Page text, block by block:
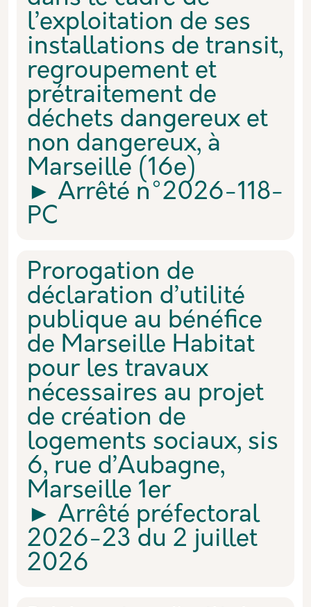
l’exploitation de ses
installations de transit,
regroupement et
prétraitement de
déchets dangereux et
non dangereux, à
Marseille (16e)
► Arrêté n°2026-118-
PC
Prorogation de
déclaration d’utilité
publique au bénéfice
de Marseille Habitat
pour les travaux
nécessaires au projet
de création de
logements sociaux, sis
6, rue d’Aubagne,
Marseille 1er
► Arrêté préfectoral
2026-23 du 2 juillet
2026